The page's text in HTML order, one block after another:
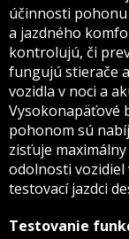
účinnosti
a jazdného
kontrolujú, či
fungujú stierače
vozidla v noci a
Vysokonapäťové
pohonom sú
zisťuje
odolnosti vozidiel
testovací jazdci
Testovanie